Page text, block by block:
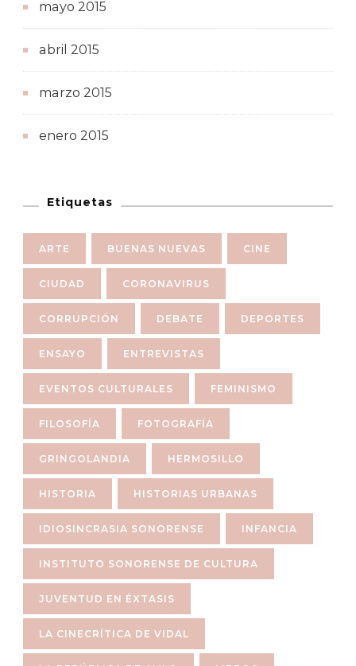
mayo 2015
abril 2015
marzo 2015
enero 2015
Etiquetas
ARTE BUENAS NUEVAS CINE
CIUDAD CORONAVIRUS
CORRUPCIÓN DEBATE DEPORTES
ENSAYO ENTREVISTAS
EVENTOS CULTURALES FEMINISMO
FILOSOFÍA FOTOGRAFÍA
GRINGOLANDIA HERMOSILLO
HISTORIA HISTORIAS URBANAS
IDIOSINCRASIA SONORENSE INFANCIA
INSTITUTO SONORENSE DE CULTURA
JUVENTUD EN ÉXTASIS
LA CINECRÍTICA DE VIDAL